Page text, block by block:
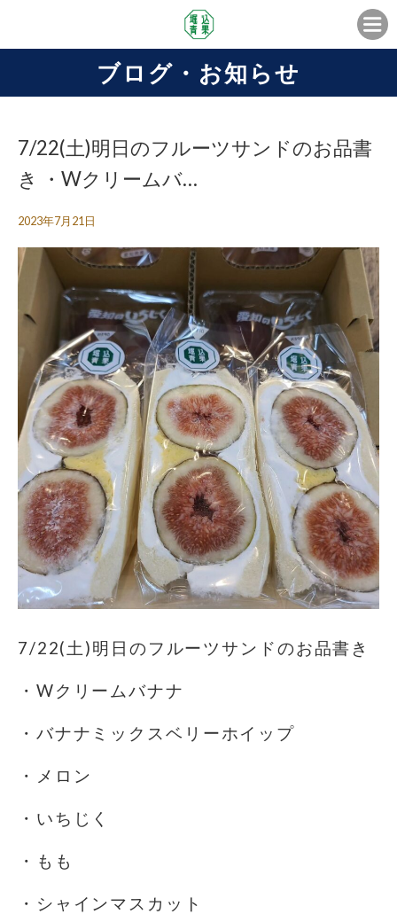
ブログ・お知らせ
7/22(土)明日のフルーツサンドのお品書
き ・Wクリームバ…
2023年7月21日
7/22(土)明日のフルーツサンドのお品書き
・Wクリームバナナ
・バナナミックスベリーホイップ
・メロン
・いちじく
・もも
・シャインマスカット